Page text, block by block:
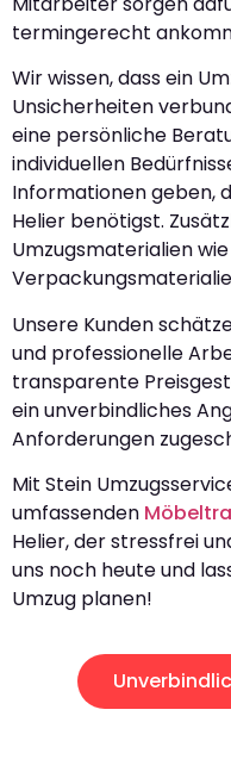
termingerecht
Wir wissen, dass ein
Unsicherheiten
eine persönliche
individuellen
Informationen geben,
Helier benötigst.
Umzugsmaterialien
Unsere Kunden
und professionelle
transparente
ein unverbindliches
Anforderungen
Mit Stein
umfassenden
Helier, der stressfrei
uns noch heute und
Umzug planen!